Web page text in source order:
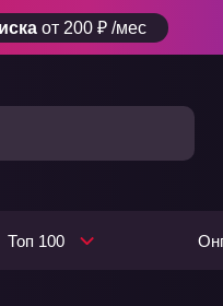
от 200 ₽ /мес
Топ 100